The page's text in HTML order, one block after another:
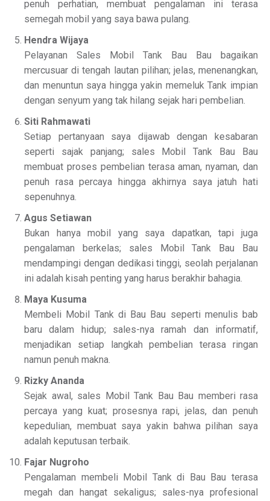
penuh perhatian, membuat pengalaman ini terasa
semegah mobil yang saya bawa pulang.
Hendra Wijaya
Pelayanan Sales Mobil Tank Bau Bau bagaikan
mercusuar di tengah lautan pilihan; jelas, menenangkan,
dan menuntun saya hingga yakin memeluk Tank impian
dengan senyum yang tak hilang sejak hari pembelian.
Siti Rahmawati
Setiap pertanyaan saya dijawab dengan kesabaran
seperti sajak panjang; sales Mobil Tank Bau Bau
membuat proses pembelian terasa aman, nyaman, dan
penuh rasa percaya hingga akhirnya saya jatuh hati
sepenuhnya.
Agus Setiawan
Bukan hanya mobil yang saya dapatkan, tapi juga
pengalaman berkelas; sales Mobil Tank Bau Bau
mendampingi dengan dedikasi tinggi, seolah perjalanan
ini adalah kisah penting yang harus berakhir bahagia.
Maya Kusuma
Membeli Mobil Tank di Bau Bau seperti menulis bab
baru dalam hidup; sales-nya ramah dan informatif,
menjadikan setiap langkah pembelian terasa ringan
namun penuh makna.
Rizky Ananda
Sejak awal, sales Mobil Tank Bau Bau memberi rasa
percaya yang kuat; prosesnya rapi, jelas, dan penuh
kepedulian, membuat saya yakin bahwa pilihan saya
adalah keputusan terbaik.
Fajar Nugroho
Pengalaman membeli Mobil Tank di Bau Bau terasa
megah dan hangat sekaligus; sales-nya profesional